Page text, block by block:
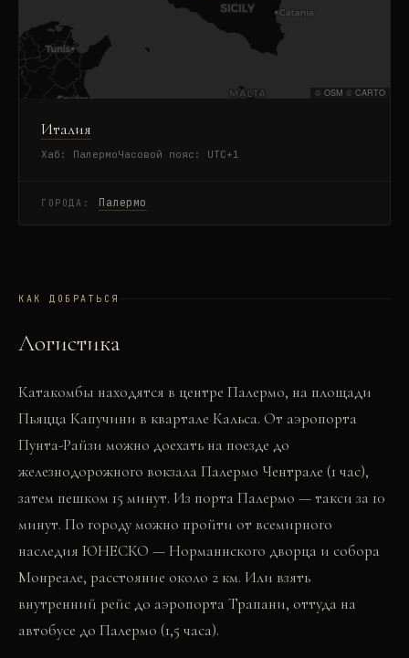
© OSM © CARTO
Италия
Хаб: ПалермоЧасовой пояс: UTC+1
ГОРОДА: Палермо
КАК ДОБРАТЬСЯ
Логистика
Катакомбы находятся в центре Палермо, на площади
Пьяцца Капучини в квартале Кальса. От аэропорта
Пунта-Райзи можно доехать на поезде до
железнодорожного вокзала Палермо Чентрале (1 час),
затем пешком 15 минут. Из порта Палермо — такси за 10
минут. По городу можно пройти от всемирного
наследия ЮНЕСКО — Норманнского дворца и собора
Монреале, расстояние около 2 км. Или взять
внутренний рейс до аэропорта Трапани, оттуда на
автобусе до Палермо (1,5 часа).